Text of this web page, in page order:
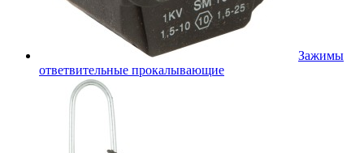
Зажимы
ответвительные прокалывающие